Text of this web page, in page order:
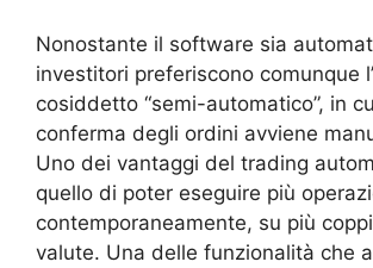
Nonostante il software sia
investitori preferiscono comunque
cosiddetto “semi-automatico”, in
conferma degli ordini avviene
Uno dei vantaggi del trading
quello di poter eseguire più
contemporaneamente, su più
valute. Una delle funzionalità che